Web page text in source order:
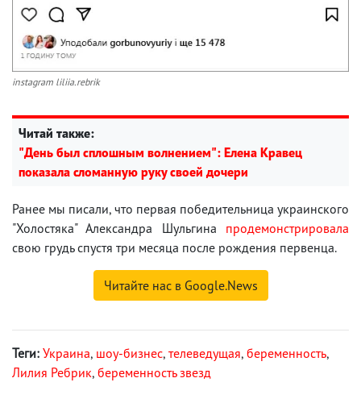
instagram liliia.rebrik
Читай также:
"День был сплошным волнением": Елена Кравец
показала сломанную руку своей дочери
Ранее мы писали, что первая победительница украинского
"Холостяка" Александра Шульгина продемонстрировала
свою грудь спустя три месяца после рождения первенца.
Читайте нас в Google.News
Теги: Украина, шоу-бизнес, телеведущая, беременность,
Лилия Ребрик, беременность звезд